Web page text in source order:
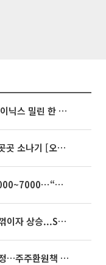
[베스트&워스트] 삼성전자·SK하이닉스 밀린 한 주…상상인증권은 85% 급등
35도 안팎 무더위 이어져…전국 곳곳 소나기 [오늘 날씨]
[주간증시전망] 다음주 코스피 6000~7000⋯“外人 수급은 정책이 변수”
뉴욕증시, 연준 금리인상 기대감 꺾이자 상승...S&P500 사상 최고치 [종합]
SK하이닉스, 분기배당 375원 확정…주주환원책 9월로 앞당겨 발표